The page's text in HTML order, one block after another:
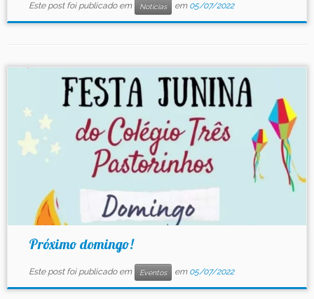
Este post foi publicado em Notícias em 05/07/2022
Próximo domingo!
Este post foi publicado em Eventos em 05/07/2022